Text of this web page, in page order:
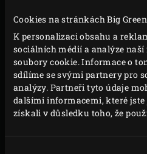
Cookies na stránkách Big
K personalizaci obsahu a
sociálních médií a analýze
soubory cookie. Informace o
sdílíme se svými partnery pro
analýzy. Partneři tyto údaje
dalšími informacemi, které
získali v důsledku toho, že
minuty, abyste na mase
vzorek.
Maso otočte a stejně
druhé strany. Teplota
medium-rare je 53°C.
digitálního teploměru.